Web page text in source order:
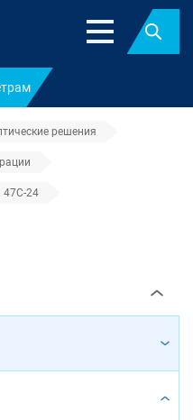
Найти
решения
47C-24
SC